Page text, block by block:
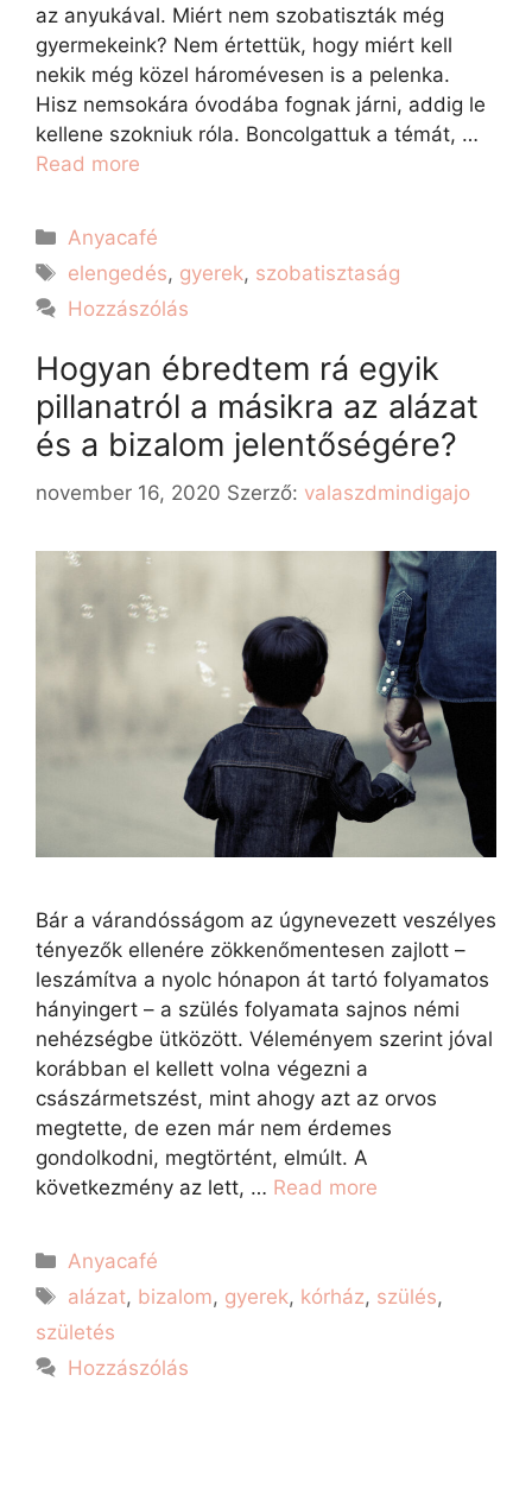
az anyukával. Miért nem szobatiszták még
gyermekeink? Nem értettük, hogy miért kell
nekik még közel háromévesen is a pelenka.
Hisz nemsokára óvodába fognak járni, addig le
kellene szokniuk róla. Boncolgattuk a témát, …
Read more
Anyacafé
elengedés, gyerek, szobatisztaság
Hozzászólás
Hogyan ébredtem rá egyik
pillanatról a másikra az alázat
és a bizalom jelentőségére?
november 16, 2020 Szerző: valaszdmindigajo
Bár a várandósságom az úgynevezett veszélyes
tényezők ellenére zökkenőmentesen zajlott –
leszámítva a nyolc hónapon át tartó folyamatos
hányingert – a szülés folyamata sajnos némi
nehézségbe ütközött. Véleményem szerint jóval
korábban el kellett volna végezni a
császármetszést, mint ahogy azt az orvos
megtette, de ezen már nem érdemes
gondolkodni, megtörtént, elmúlt. A
következmény az lett, … Read more
Anyacafé
alázat, bizalom, gyerek, kórház, szülés,
születés
Hozzászólás